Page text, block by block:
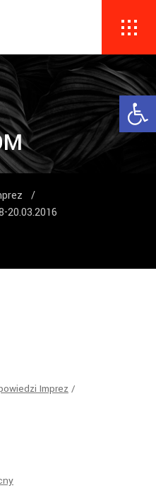
/
20.03.2016
Imprez